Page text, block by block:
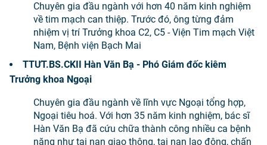
Chuyên gia đầu ngành với hơn 40 năm kinh nghiệm
về tim mạch can thiệp. Trước đó, ông từng đảm
nhiệm vị trí Trưởng khoa C2, C5 - Viện Tim mạch Việt
Nam, Bệnh viện Bạch Mai
TTƯT.BS.CKII Hàn Văn Bạ - Phó Giám đốc kiêm
Trưởng khoa Ngoại
Chuyên gia đầu ngành về lĩnh vực Ngoại tổng hợp,
Ngoại tiêu hoá. Với hơn 35 năm kinh nghiệm, bác sĩ
Hàn Văn Bạ đã cứu chữa thành công nhiều ca bệnh
nặng như tai nạn giao thông, tai nạn lao động, chấn